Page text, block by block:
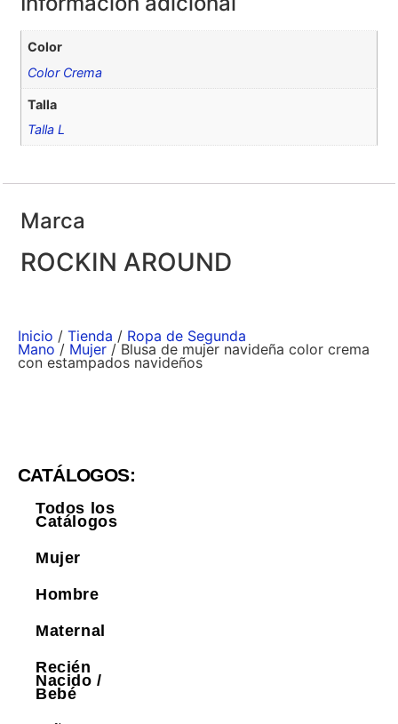
Color
Color Crema
Talla
Talla L
Marca
ROCKIN AROUND
Inicio / Tienda / Ropa de Segunda
Mano / Mujer / Blusa de mujer navideña color crema
con estampados navideños
CATÁLOGOS:
Todos los
Catálogos
Mujer
Hombre
Maternal
Recién
Nacido /
Bebé